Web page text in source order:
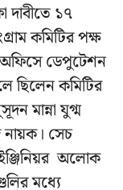
দাবীতে ১৭
কমিটির পক্ষ
ডেপুটেশন
ছিলেন কমিটির
মান্না যুগ্ম
নায়ক। সেচ
অলোক
মধ‍্যে